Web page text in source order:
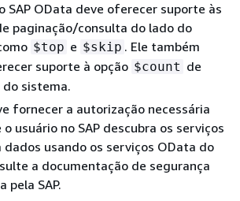
SAP OData deve oferecer suporte às
paginação/consulta do lado do
$top e $skip . Ele também
suporte à opção $count de
sistema.
fornecer a autorização necessária
o usuário no SAP descubra os serviços
dados usando os serviços OData do
a documentação de segurança
pela SAP.